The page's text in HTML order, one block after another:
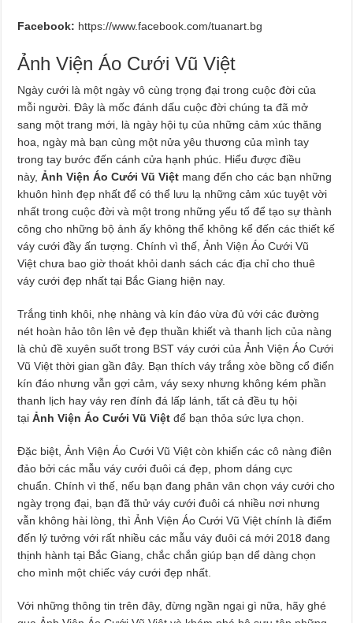
Facebook: https://www.facebook.com/tuanart.bg
Ảnh Viện Áo Cưới Vũ Việt
Ngày cưới là một ngày vô cùng trọng đại trong cuộc đời của
mỗi người. Đây là mốc đánh dấu cuộc đời chúng ta đã mở
sang một trang mới, là ngày hội tụ của những cảm xúc thăng
hoa, ngày mà bạn cùng một nửa yêu thương của mình tay
trong tay bước đến cánh cửa hạnh phúc. Hiểu được điều
này,Ảnh Viện Áo Cưới Vũ Việt mang đến cho các bạn những
khuôn hình đẹp nhất để có thể lưu lạ những cảm xúc tuyệt vời
nhất trong cuộc đời và một trong những yếu tố để tạo sự thành
công cho những bộ ảnh ấy không thể không kể đến các thiết kế
váy cưới đầy ấn tượng. Chính vì thế, Ảnh Viện Áo Cưới Vũ
Việt chưa bao giờ thoát khỏi danh sách các địa chỉ cho thuê
váy cưới đẹp nhất tại Bắc Giang hiện nay.
Trắng tinh khôi, nhẹ nhàng và kín đáo vừa đủ với các đường
nét hoàn hảo tôn lên vẻ đẹp thuần khiết và thanh lịch của nàng
là chủ đề xuyên suốt trong BST váy cưới của Ảnh Viện Áo Cưới
Vũ Việt thời gian gần đây. Bạn thích váy trắng xòe bồng cổ điển
kín đáo nhưng vẫn gợi cảm, váy sexy nhưng không kém phần
thanh lịch hay váy ren đính đá lấp lánh, tất cả đều tụ hội
tại Ảnh Viện Áo Cưới Vũ Việt để bạn thỏa sức lựa chọn.
Đặc biệt, Ảnh Viện Áo Cưới Vũ Việt còn khiến các cô nàng điên
đảo bởi các mẫu váy cưới đuôi cá đẹp, phom dáng cực
chuẩn. Chính vì thế, nếu bạn đang phân vân chọn váy cưới cho
ngày trọng đại, bạn đã thử váy cưới đuôi cá nhiều nơi nhưng
vẫn không hài lòng, thì Ảnh Viện Áo Cưới Vũ Việt chính là điểm
đến lý tưởng với rất nhiều các mẫu váy đuôi cá mới 2018 đang
thịnh hành tại Bắc Giang, chắc chắn giúp bạn dể dàng chọn
cho mình một chiếc váy cưới đẹp nhất.
Với những thông tin trên đây, đừng ngần ngại gì nữa, hãy ghé